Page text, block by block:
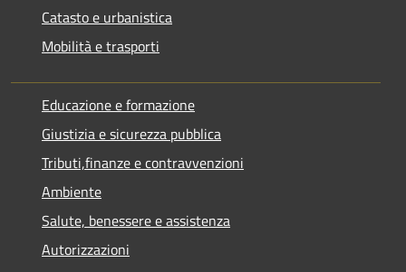
Catasto e urbanistica
Mobilità e trasporti
Educazione e formazione
Giustizia e sicurezza pubblica
Tributi,finanze e contravvenzioni
Ambiente
Salute, benessere e assistenza
Autorizzazioni